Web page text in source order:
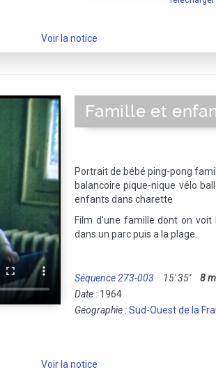
Voir la notice
Famille et
Portrait de bébé ping-pong
balancoire pique-nique vélo
enfants dans charette
Film d'une famille dont on
dans un parc puis a la plage.
Séquence 273-003 15' 35'' 8
Date : 1964
Géographie :Sud-Ouest de la
Voir la notice